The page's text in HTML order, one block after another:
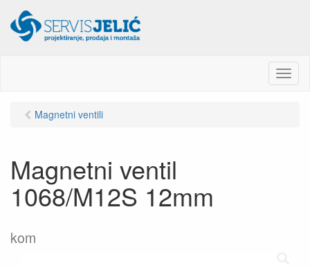
M
e
Magnetni ventili
Magnetni ventil
1068/M12S 12mm
kom